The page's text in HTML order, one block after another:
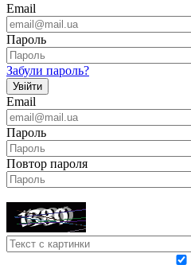
Email
Пароль
Забули пароль?
Увійти
Email
Пароль
Повтор пароля